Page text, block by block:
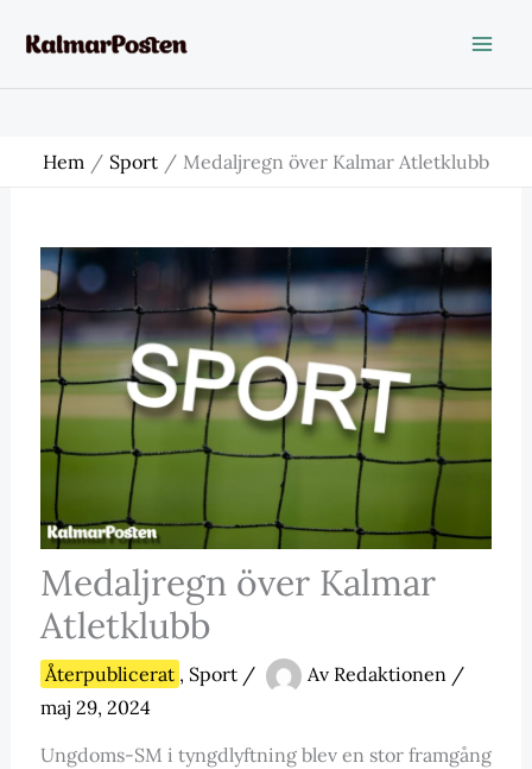
Hem Sport Medaljregn över Kalmar Atletklubb
Medaljregn över Kalmar
Atletklubb
Återpublicerat , Sport/ Av Redaktionen /
maj 29, 2024
Ungdoms-SM i tyngdlyftning blev en stor framgång